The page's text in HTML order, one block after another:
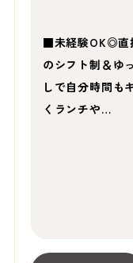
■未経験OK◎直
のシフト制＆ゆ
しで自分時間
くランチや…